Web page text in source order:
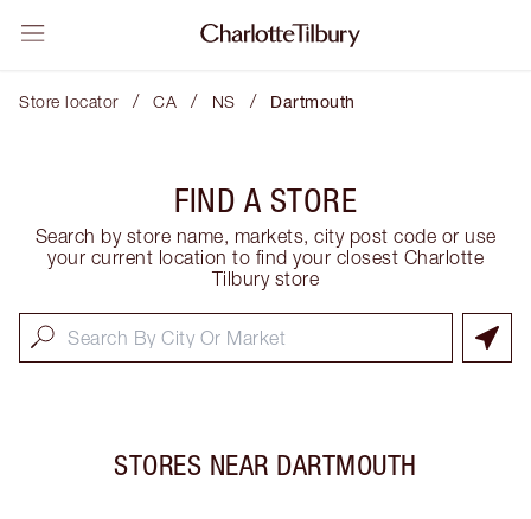
Store locator / CA / NS / Dartmouth
FIND A STORE
Search by store name, markets, city post code or use
your current location to find your closest Charlotte
Tilbury store
STORES NEAR DARTMOUTH